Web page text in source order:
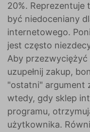
20%. Reprezentuje
być niedoceniany
internetowego.
jest często
Aby
uzupełnij zakup,
"ostatni" argument
wtedy, gdy sklep
programu,
użytkownika.